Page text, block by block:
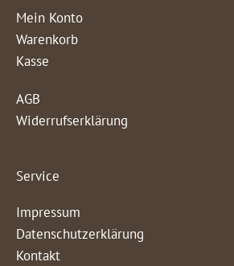
Mein Konto
Warenkorb
Kasse
AGB
Widerrufserklärung
Service
Impressum
Datenschutzerklärung
Kontakt